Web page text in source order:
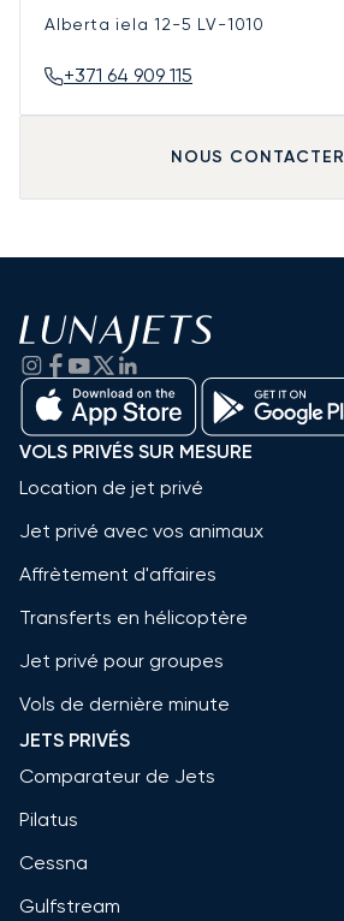
Alberta iela 12-5 LV-1010
+371 64 909 115
NOUS CONTACTER
VOLS PRIVÉS SUR MESURE
Location de jet privé
Jet privé avec vos animaux
Affrètement d'affaires
Transferts en hélicoptère
Jet privé pour groupes
Vols de dernière minute
JETS PRIVÉS
Comparateur de Jets
Pilatus
Cessna
Gulfstream